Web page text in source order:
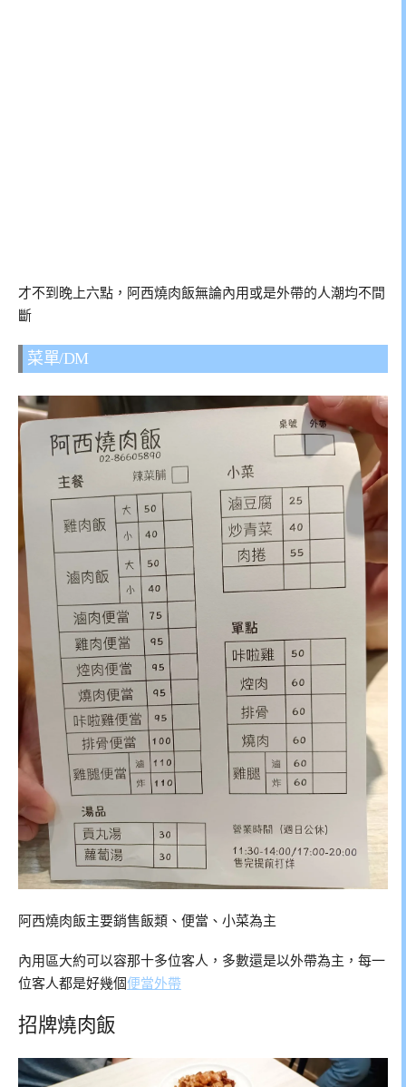
才不到晚上六點，阿西燒肉飯無論內用或是外帶的人潮均不間
斷
菜單/DM
阿西燒肉飯主要銷售飯類、便當、小菜為主
內用區大約可以容那十多位客人，多數還是以外帶為主，每一
位客人都是好幾個便當外帶
招牌燒肉飯